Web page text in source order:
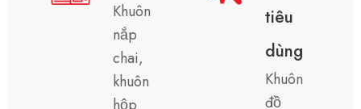
Khuôn
nắp
chai,
khuôn
tiêu
dùng
Khuôn
đồ